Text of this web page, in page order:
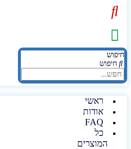
חיפוש
ראשי
אודות
FAQ
כל
המוצרים